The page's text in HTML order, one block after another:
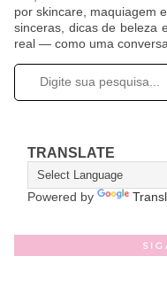
por skincare, maquiagem
sinceras, dicas de beleza
real — como uma
TRANSLATE
Powered by